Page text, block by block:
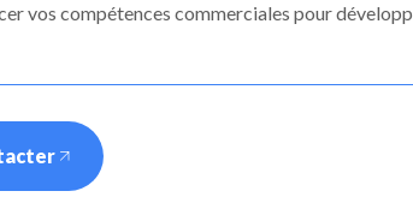
vos compétences commerciales pour